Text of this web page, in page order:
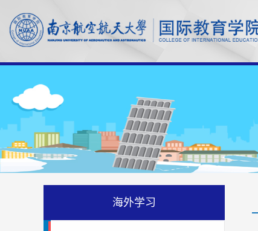
海外学习